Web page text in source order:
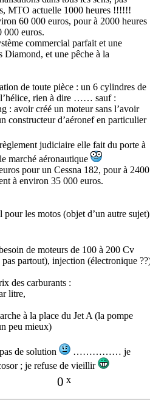
MTO actuelle 1000 heures !!!!!!
60 000 euros, pour à 2000 heures
000 euros.
commercial parfait et une
Diamond, et une pêche à la
de toute pièce : un 6 cylindres de
l’hélice, rien à dire …… sauf :
: avoir créé un moteur sans l’avoir
constructeur d’aéronef en particulier
judiciaire elle fait du porte à
marché aéronautique
pour un Cessna 182, pour à 2400
à environ 35 000 euros.
pour les motos (objet d’un autre sujet)
de moteurs de 100 à 200 Cv
pas partout), injection (électronique
des carburants :
litre,
à la place du Jet A (la pompe
peu mieux)
de solution
…………… je
; je refuse de vieillir
0 x